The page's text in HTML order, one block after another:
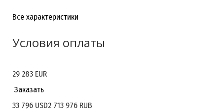
Все характеристики
Условия оплаты
29 283 EUR
Заказать
33 796 USD2 713 976 RUB